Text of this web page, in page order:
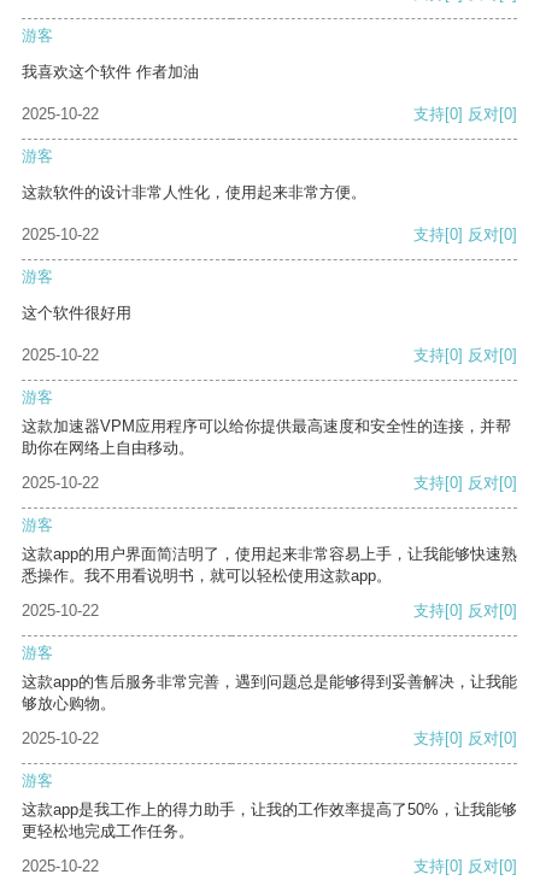
游客
我喜欢这个软件 作者加油
2025-10-22 支持[0] 反对[0]
游客
这款软件的设计非常人性化，使用起来非常方便。
2025-10-22 支持[0] 反对[0]
游客
这个软件很好用
2025-10-22 支持[0] 反对[0]
游客
这款加速器VPM应用程序可以给你提供最高速度和安全性的连接，并帮
助你在网络上自由移动。
2025-10-22
支持[0] 反对[0]
游客
这款app的用户界面简洁明了，使用起来非常容易上手，让我能够快速熟
悉操作。我不用看说明书，就可以轻松使用这款app。
2025-10-22
支持[0] 反对[0]
游客
这款app的售后服务非常完善，遇到问题总是能够得到妥善解决，让我能
够放心购物。
2025-10-22
支持[0] 反对[0]
游客
这款app是我工作上的得力助手，让我的工作效率提高了50%，让我能够
更轻松地完成工作任务。
2025-10-22
支持[0] 反对[0]